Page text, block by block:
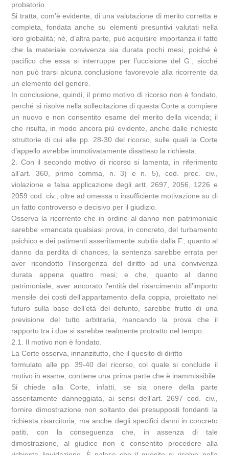
probatorio.
Si tratta, com’è evidente, di una valutazione di merito corretta e
completa, fondata anche su elementi presuntivi valutati nella
loro globalità; né, d’altra parte, può acquisire importanza il fatto
che la materiale convivenza sia durata pochi mesi, poiché è
pacifico che essa si interruppe per l’uccisione del G., sicché
non può trarsi alcuna conclusione favorevole alla ricorrente da
un elemento del genere.
In conclusione, quindi, il primo motivo di ricorso non è fondato,
perché si risolve nella sollecitazione di questa Corte a compiere
un nuovo e non consentito esame del merito della vicenda; il
che risulta, in modo ancora più evidente, anche dalle richieste
istruttorie di cui alle pp. 28-30 del ricorso, sulle quali la Corte
d’appello avrebbe immotivatamente disatteso la richiesta.
2. Con il secondo motivo di ricorso si lamenta, in riferimento
all’art. 360, primo comma, n. 3) e n. 5), cod. proc. civ.,
violazione e falsa applicazione degli artt. 2697, 2056, 1226 e
2059 cod. civ., oltre ad omessa o insufficiente motivazione su di
un fatto controverso e decisivo per il giudizio.
Osserva la ricorrente che in ordine al danno non patrimoniale
sarebbe «mancata qualsiasi prova, in concreto, del turbamento
psichico e dei patimenti asseritamente subiti» dalla F.; quanto al
danno da perdita di chances, la sentenza sarebbe errata per
aver ricondotto l’insorgenza del diritto ad una convivenza
durata appena quattro mesi; e che, quanto al danno
patrimoniale, aver ancorato l’entità del risarcimento all’importo
mensile dei costi dell’appartamento della coppia, proiettato nel
futuro sulla base dell’età del defunto, sarebbe frutto di una
previsione del tutto arbitraria, mancando la prova che il
rapporto tra i due si sarebbe realmente protratto nel tempo.
2.1. Il motivo non è fondato.
La Corte osserva, innanzitutto, che il quesito di diritto
formulato alle pp. 39-40 del ricorso, col quale si conclude il
motivo in esame, contiene una prima parte che è inammissibile.
Si chiede alla Corte, infatti, se sia onere della parte
asseritamente danneggiata, ai sensi dell’art. 2697 cod. civ.,
fornire dimostrazione non soltanto dei presupposti fondanti la
richiesta risarcitoria, ma anche degli specifici danni in concreto
patiti, con la conseguenza che, in assenza di tale
dimostrazione, al giudice non è consentito procedere alla